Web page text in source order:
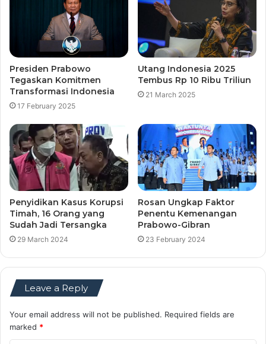
Presiden Prabowo
Tegaskan Komitmen
Transformasi Indonesia
17 February 2025
Utang Indonesia 2025
Tembus Rp 10 Ribu Triliun
21 March 2025
Penyidikan Kasus Korupsi
Timah, 16 Orang yang
Sudah Jadi Tersangka
29 March 2024
Rosan Ungkap Faktor
Penentu Kemenangan
Prabowo-Gibran
23 February 2024
Leave a Reply
Your email address will not be published. Required fields are
marked *